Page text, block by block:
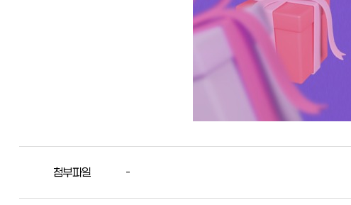
첨부파일 -